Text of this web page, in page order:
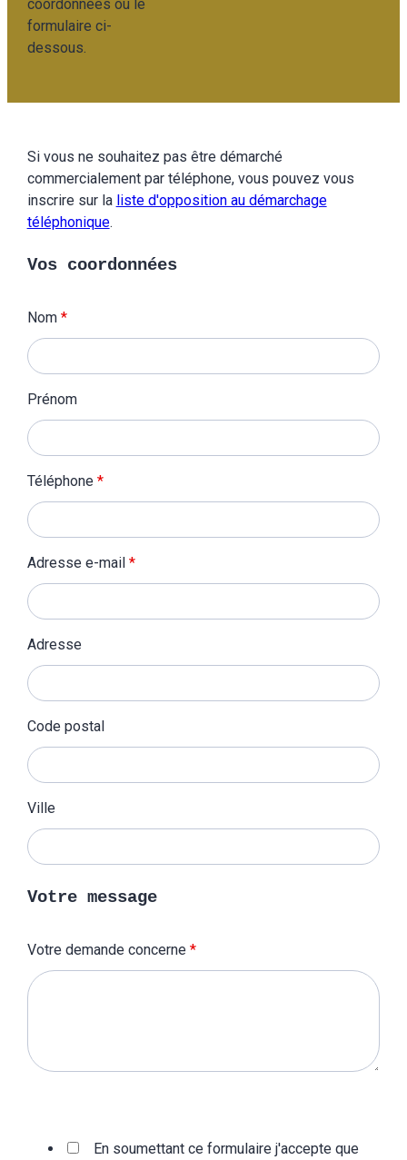
coordonnées ou le
formulaire ci-
dessous.
Si vous ne souhaitez pas être démarché
commercialement par téléphone, vous pouvez vous
inscrire sur la liste d'opposition au démarchage
téléphonique.
Vos coordonnées
Nom *
Prénom
Téléphone *
Adresse e-mail *
Adresse
Code postal
Ville
Votre message
Votre demande concerne *
En soumettant ce formulaire j'accepte que